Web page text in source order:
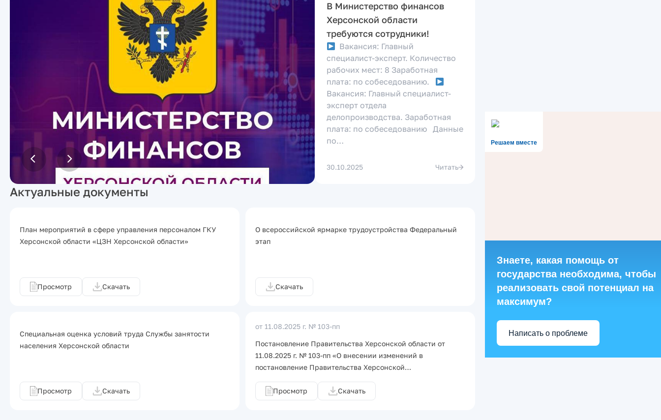
В Министерство финансов
Херсонской области
требуются сотрудники!
Вакансия: Главный
специалист-эксперт. Количество
рабочих мест: 8 Заработная
плата: по собеседованию.
Вакансия: Главный специалист-
эксперт отдела
делопроизводства. Заработная
плата: по собеседованию Данные
по…
30.10.2025 Читать
Актуальные документы
План мероприятий в сфере управления персоналом ГКУ
Херсонской области «ЦЗН Херсонской области»
Просмотр Скачать
О всероссийской ярмарке трудоустройства Федеральный
этап
Скачать
Специальная оценка условий труда Службы занятости
населения Херсонской области
Просмотр Скачать
от 11.08.2025 г. № 103-пп
Постановление Правительства Херсонской области от
11.08.2025 г. № 103-пп «О внесении изменений в
постановление Правительства Херсонской…
Просмотр Скачать
Решаем вместе
Знаете, какая помощь от
государства необходима, чтобы
реализовать свой потенциал на
максимум?
Написать о проблеме